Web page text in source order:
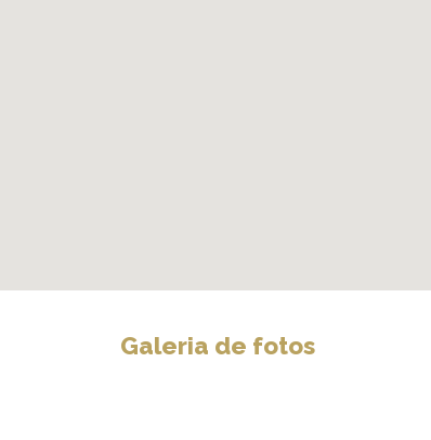
Galeria de fotos